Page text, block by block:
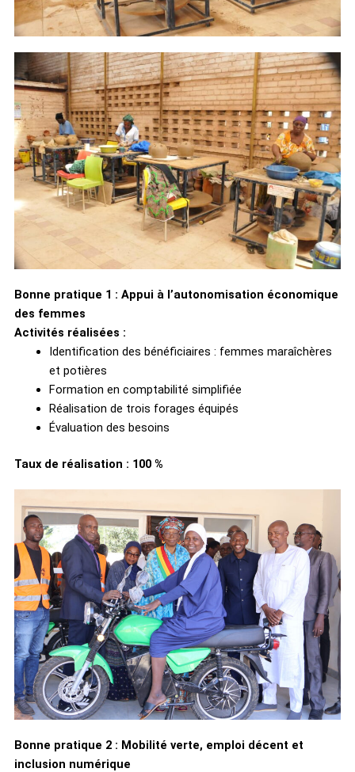
Bonne pratique 1 : Appui à l’autonomisation économique
des femmes
Activités réalisées :
Identification des bénéficiaires : femmes maraîchères
et potières
Formation en comptabilité simplifiée
Réalisation de trois forages équipés
Évaluation des besoins
Taux de réalisation : 100 %
Bonne pratique 2 : Mobilité verte, emploi décent et
inclusion numérique